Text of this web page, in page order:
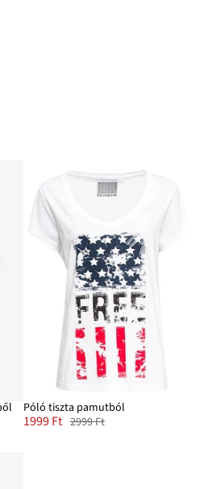
Póló tiszta pamutból
1999 Ft 2999 Ft